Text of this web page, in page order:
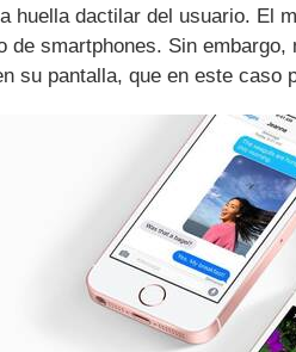
huella dactilar del usuario. El
de smartphones. Sin embargo,
su pantalla, que en este caso